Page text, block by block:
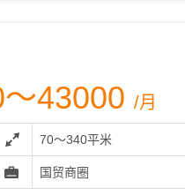
43000 /月
70～340平米
国贸商圈